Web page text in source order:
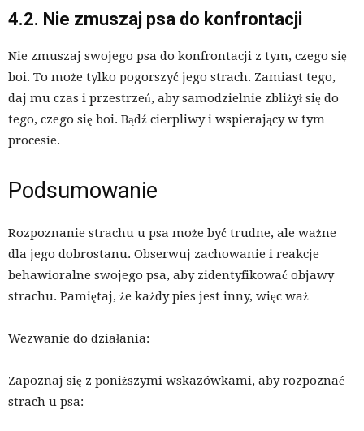
4.2. Nie zmuszaj psa do konfrontacji
Nie zmuszaj swojego psa do konfrontacji z tym, czego się
boi. To może tylko pogorszyć jego strach. Zamiast tego,
daj mu czas i przestrzeń, aby samodzielnie zbliżył się do
tego, czego się boi. Bądź cierpliwy i wspierający w tym
procesie.
Podsumowanie
Rozpoznanie strachu u psa może być trudne, ale ważne
dla jego dobrostanu. Obserwuj zachowanie i reakcje
behawioralne swojego psa, aby zidentyfikować objawy
strachu. Pamiętaj, że każdy pies jest inny, więc waż
Wezwanie do działania:
Zapoznaj się z poniższymi wskazówkami, aby rozpoznać
strach u psa: